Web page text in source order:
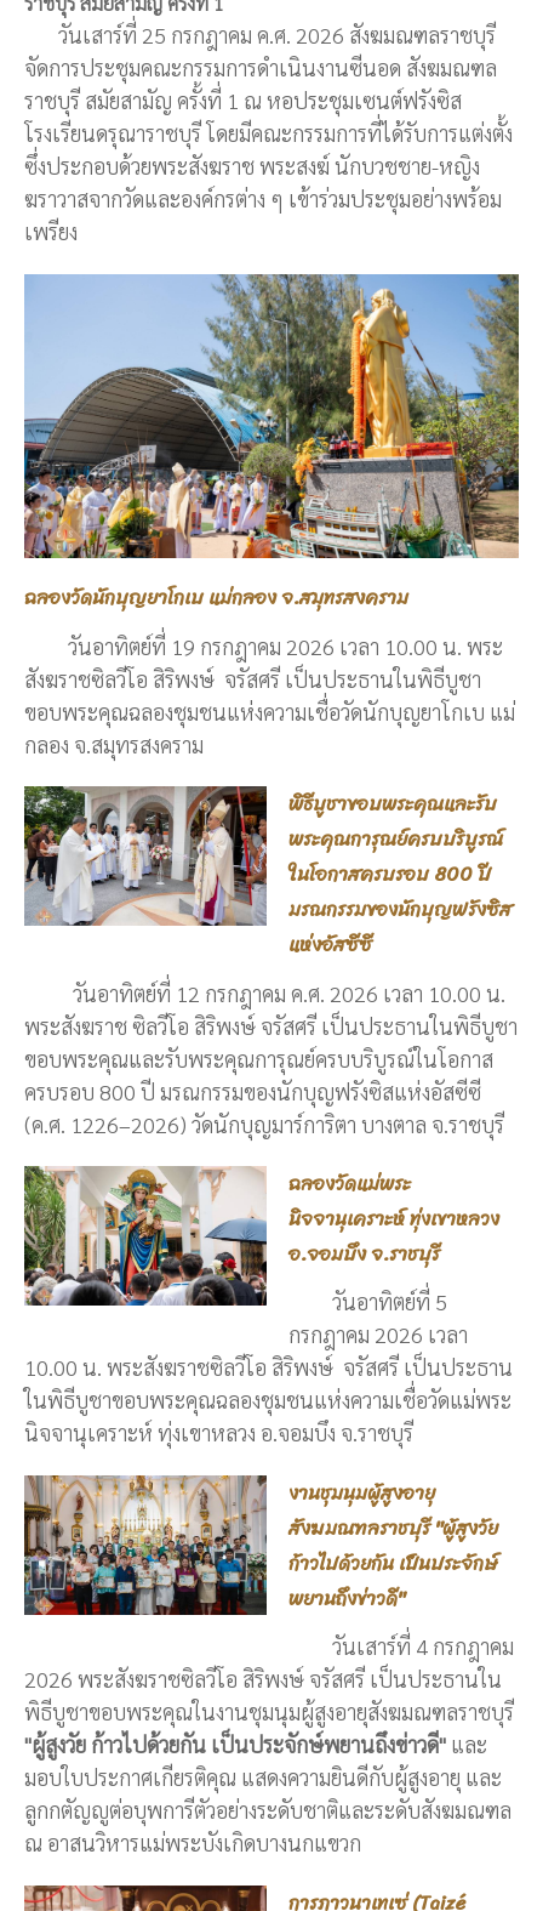
วันเสาร์ที่ 25 กรกฎาคม ค.ศ. 2026 สังฆมณฑลราชบุรี
จัดการประชุมคณะกรรมการดำเนินงานซีนอด สังฆมณฑล
ราชบุรี สมัยสามัญ ครั้งที่ 1 ณ หอประชุมเซนต์ฟรังซิส
โรงเรียนดรุณาราชบุรี โดยมีคณะกรรมการที่ได้รับการแต่งตั้ง
ซึ่งประกอบด้วยพระสังฆราช พระสงฆ์ นักบวชชาย-หญิง
ฆราวาสจากวัดและองค์กรต่าง ๆ เข้าร่วมประชุมอย่างพร้อม
เพรียง
ฉลองวัดนักบุญยาโกเบ แม่กลอง จ.สมุทรสงคราม
วันอาทิตย์ที่ 19 กรกฎาคม 2026 เวลา 10.00 น. พระ
สังฆราชซิลวีโอ สิริพงษ์ จรัสศรี เป็นประธานในพิธีบูชา
ขอบพระคุณฉลองชุมชนแห่งความเชื่อวัดนักบุญยาโกเบ แม่
กลอง จ.สมุทรสงคราม
พิธีบูชาขอบพระคุณและรับ
พระคุณการุณย์ครบบริบูรณ์
ในโอกาสครบรอบ 800 ปี
มรณกรรมของนักบุญฟรังซิส
แห่งอัสซีซี
วันอาทิตย์ที่ 12 กรกฎาคม ค.ศ. 2026 เวลา 10.00 น.
พระสังฆราช ซิลวีโอ สิริพงษ์ จรัสศรี เป็นประธานในพิธีบูชา
ขอบพระคุณและรับพระคุณการุณย์ครบบริบูรณ์ในโอกาส
ครบรอบ 800 ปี มรณกรรมของนักบุญฟรังซิสแห่งอัสซีซี
(ค.ศ. 1226–2026) วัดนักบุญมาร์การิตา บางตาล จ.ราชบุรี
ฉลองวัดแม่พระ
นิจจานุเคราะห์ ทุ่งเขาหลวง
อ.จอมบึง จ.ราชบุรี
วันอาทิตย์ที่ 5
กรกฎาคม 2026 เวลา
10.00 น. พระสังฆราชซิลวีโอ สิริพงษ์ จรัสศรี เป็นประธาน
ในพิธีบูชาขอบพระคุณฉลองชุมชนแห่งความเชื่อวัดแม่พระ
นิจจานุเคราะห์ ทุ่งเขาหลวง อ.จอมบึง จ.ราชบุรี
งานชุมนุมผู้สูงอายุ
สังฆมณฑลราชบุรี "ผู้สูงวัย
ก้าวไปด้วยกัน เป็นประจักษ์
พยานถึงข่าวดี"
วันเสาร์ที่ 4 กรกฎาคม
2026 พระสังฆราชซิลวีโอ สิริพงษ์ จรัสศรี เป็นประธานใน
พิธีบูชาขอบพระคุณในงานชุมนุมผู้สูงอายุสังฆมณฑลราชบุรี
"ผู้สูงวัย ก้าวไปด้วยกัน เป็นประจักษ์พยานถึงข่าวดี" และ
มอบใบประกาศเกียรติคุณ แสดงความยินดีกับผู้สูงอายุ และ
ลูกกตัญญูต่อบุพการีตัวอย่างระดับชาติและระดับสังฆมณฑล
ณ อาสนวิหารแม่พระบังเกิดบางนกแขวก
การภาวนาเทเซ่ (Taizé